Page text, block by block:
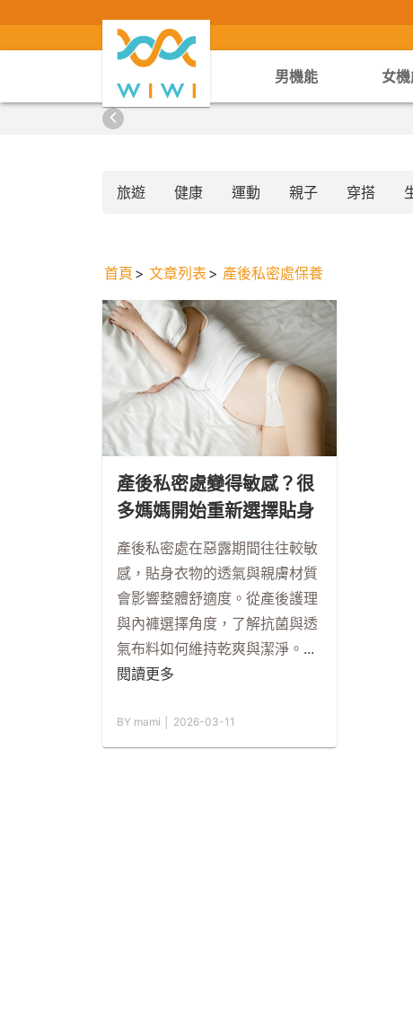
男機能 女
旅遊 健康 運動 親子 穿搭
首頁 文章列表 產後私密處保養
產後私密處變得敏感？很
多媽媽開始重新選擇貼身
衣物
產後私密處在惡露期間往往較敏
感，貼身衣物的透氣與親膚材質
會影響整體舒適度。從產後護理
與內褲選擇角度，了解抗菌與透
氣布料如何維持乾爽與潔淨。 ...
閱讀更多
BY mami │ 2026-03-11